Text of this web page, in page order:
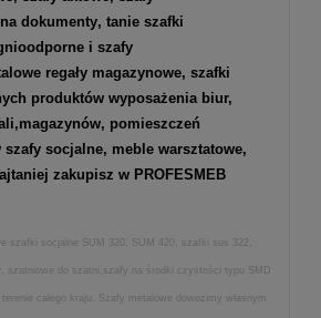
dokumenty, tanie szafki
i szafy
regały magazynowe, szafki
produktów wyposażenia biur,
pomieszczeń
socjalne, meble warsztatowe,
zakupisz w PROFESMEB
szafki socjalne SUM 320, SUM 420, szafki sus 322,
szatniowe do szatni,szafy na środki czystości typu SMD
całego kraju. Szafy metalowe dowozimy własnym